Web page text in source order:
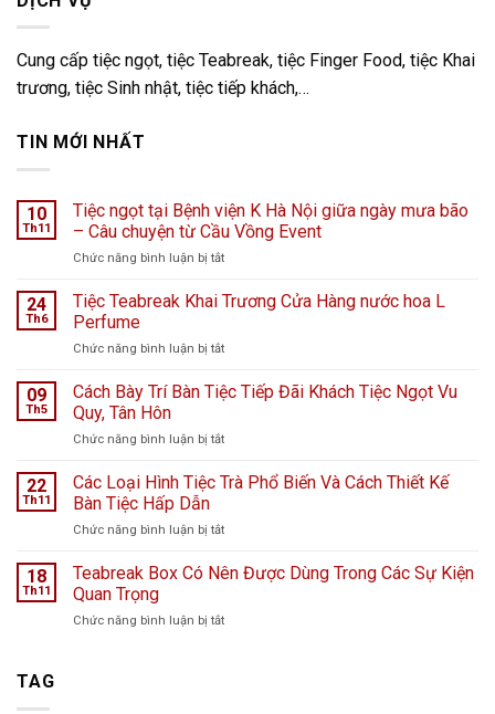
Cung cấp tiệc ngọt, tiệc Teabreak, tiệc Finger Food, tiệc Khai
trương, tiệc Sinh nhật, tiệc tiếp khách,…
TIN MỚI NHẤT
10
Th11
Tiệc ngọt tại Bệnh viện K Hà Nội giữa ngày mưa bão
– Câu chuyện từ Cầu Vồng Event
Chức năng bình luận bị tắtở
ngọt
viện
Hà
ngày
bão
chuyện
Cầu
24
Th6
Tiệc Teabreak Khai Trương Cửa Hàng nước hoa L
Perfume
Chức năng bình luận bị tắtở
Teabreak
Khai
Cửa
nước
Perfume
09
Th5
Cách Bày Trí Bàn Tiệc Tiếp Đãi Khách Tiệc Ngọt Vu
Quy, Tân Hôn
Chức năng bình luận bị tắtở
Bày
Tiệc
Đãi
Ngọt
22
Th11
Các Loại Hình Tiệc Trà Phổ Biến Và Cách Thiết Kế
Bàn Tiệc Hấp Dẫn
Chức năng bình luận bị tắtở
Loại
Trà
18
Th11
Teabreak Box Có Nên Được Dùng Trong Các Sự Kiện
Quan Trọng
Chức năng bình luận bị tắtở
TAG